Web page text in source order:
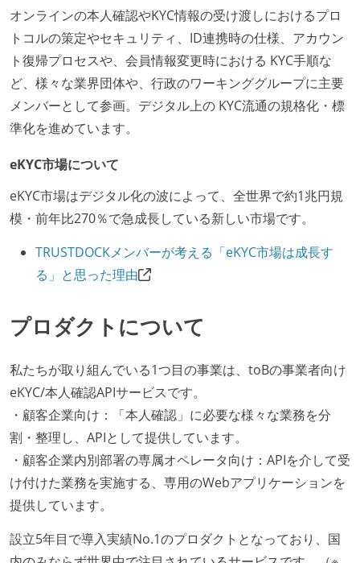
オンラインの本人確認やKYC情報の受け渡しにおけるプロ
トコルの策定やセキュリティ、ID連携時の仕様、アカウン
ト復帰プロセスや、会員情報変更時における KYC手順な
ど、様々な業界団体や、行政のワーキンググループに主要
メンバーとして参画。デジタル上の KYC流通の規格化・標
準化を進めています。
eKYC市場について
eKYC市場はデジタル化の波によって、全世界で約1兆円規
模・前年比270％で急成長している新しい市場です。
TRUSTDOCKメンバーが考える「eKYC市場は成長す
る」と思った理由
プロダクトについて
私たちが取り組んでいる1つ目の事業は、toBの事業者向け
eKYC/本人確認APIサービスです。
・顧客企業向け：「本人確認」に必要な様々な業務を分
割・整理し、APIとして提供しています。
・顧客企業内別部署の専属オペレータ向け：APIを介して受
け付けた業務を実施する、専用のWebアプリケーションを
提供しています。
設立5年目で導入実績No.1のプロダクトとなっており、国